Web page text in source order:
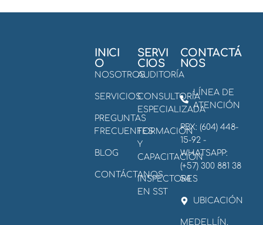
INICI
O
NOSOTROS
SERVICIOS
PREGUNTAS
FRECUENTES
BLOG
CONTÁCTANOS
SERVI
CIOS
AUDITORÍA
CONSULTORÍA
ESPECIALIZADA
FORMACIÓN
Y
CAPACITACIÓN
INSPECTORES
EN SST
CONTACTÁ
NOS
LÍNEA DE
ATENCIÓN
PBX: (604) 448-
15-92 -
WHATSAPP:
(+57) 300 881 38
54
UBICACIÓN
MEDELLÍN,